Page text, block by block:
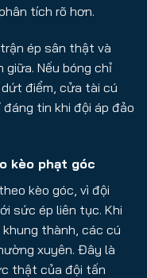
tích rõ hơn.
ép sân thật và
giữa. Nếu bóng chỉ
điểm, cửa tài cú
tin khi đội áp đảo
kèo phạt góc
kèo góc, vì đội
sức ép liên tục. Khi
thành, các cú
xuyên. Đây là
thật của đội tấn